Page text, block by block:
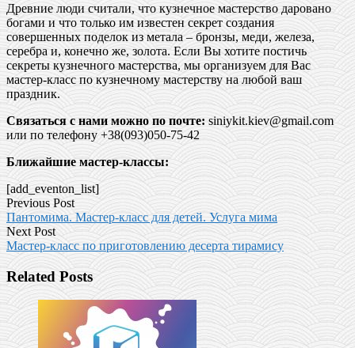
Древние люди считали, что кузнечное мастерство даровано
богами и что только им известен секрет создания
совершенных поделок из метала – бронзы, меди, железа,
серебра и, конечно же, золота. Если Вы хотите постичь
секреты кузнечного мастерства, мы организуем для Вас
мастер-класс по кузнечному мастерству на любой ваш
праздник.
Связаться с нами можно по почте: siniykit.kiev@gmail.com
или по телефону +38(093)050-75-42
Ближайшие мастер-классы:
[add_eventon_list]
Previous Post
Пантомима. Мастер-класс для детей. Услуга мима
Next Post
Мастер-класс по приготовлению десерта тирамису
Related Posts